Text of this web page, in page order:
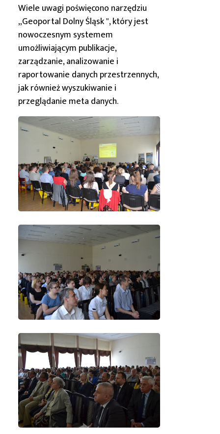
Wiele uwagi poświęcono narzędziu
„Geoportal Dolny Śląsk", który jest
nowoczesnym systemem
umożliwiającym publikacje,
zarządzanie, analizowanie i
raportowanie danych przestrzennych,
jak również wyszukiwanie i
przeglądanie meta danych.